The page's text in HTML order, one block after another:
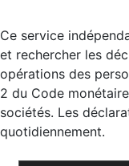
Ce service
et rechercher les
opérations des
2 du Code
sociétés. Les
quotidiennement.